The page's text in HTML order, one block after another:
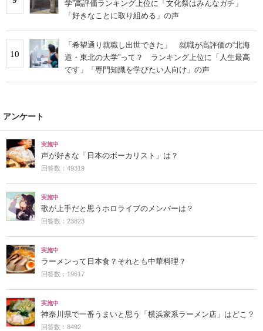
学”高評価ランキング上位に「文化祭はみんなガチ」
「好きなことに取り組める」の声
10
「希望通り就職し出世できた」 就職が高評価の“北海
道・東北の大学”って？ ランキング上位に「人生最高
です」「専門知識を学びたい人向け」の声
アンケート
実施中
声が好きな「日本のボーカリスト」は？
回答数：49319
実施中
歌が上手だと思うホロライブのメンバーは？
回答数：23823
実施中
ラーメンって日本食？それとも中華料理？
回答数：19617
実施中
神奈川県で一番うまいと思う「横浜家系ラーメン店」はどこ？
回答数：8492